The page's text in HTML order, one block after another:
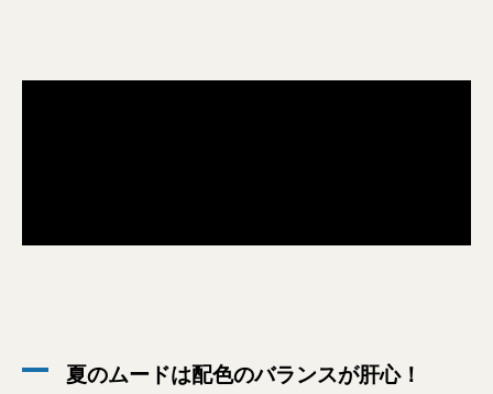
夏のムードは配色のバランスが肝心！